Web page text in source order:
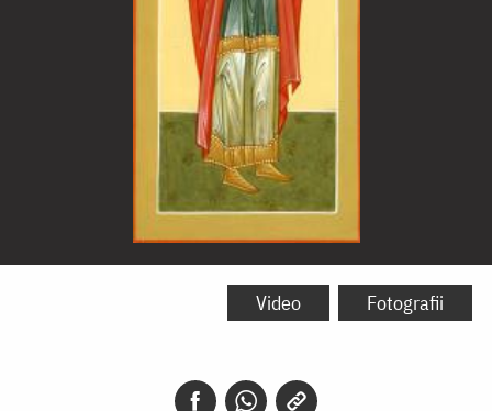
Sfântul
Video Fotografii